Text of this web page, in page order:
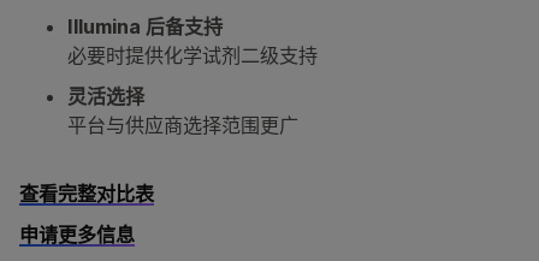
Illumina 后备支持
必要时提供化学试剂二级支持
灵活选择
平台与供应商选择范围更广
查看完整对比表
申请更多信息